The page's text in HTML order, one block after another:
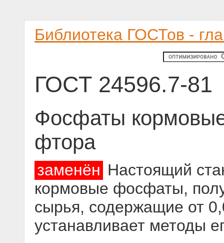
Библиотека ГОСТов -
ГОСТ 24596.7-81
Фосфаты
фтора
заменён Настоящий
кормовые фосфаты,
сырья, содержащие от
устанавливает методы